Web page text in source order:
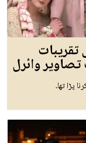
وائرل
پڑا تھا۔